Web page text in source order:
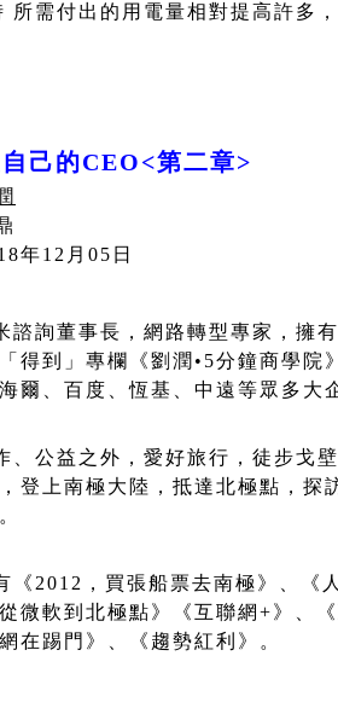
需付出的用電量相對提高許多
己的CEO<第二章>
年12月05日
諮詢董事長，網路轉型專家，擁
到」專欄《劉潤•5分鐘商學院
爾、百度、恆基、中遠等眾多大
、公益之外，愛好旅行，徒步戈
登上南極大陸，抵達北極點，探
《2012，買張船票去南極》、《
微軟到北極點》《互聯網+》、
在踢門》、《趨勢紅利》。